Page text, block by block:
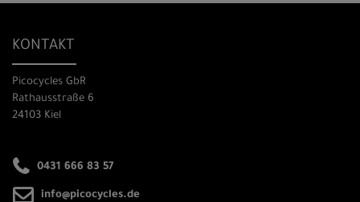
KONTAKT
Picocycles GbR
Rathausstraße 6
24103 Kiel
0431 666 83 57
info@picocycles.de